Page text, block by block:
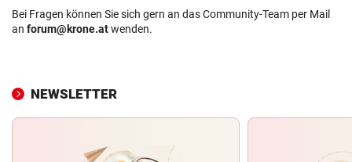
Bei Fragen können Sie sich gern an das Community-Team per Mail
an forum@krone.atwenden.
NEWSLETTER